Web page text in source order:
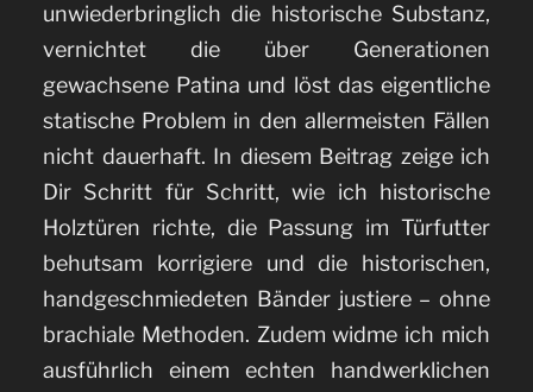
unwiederbringlich die historische Substanz,
vernichtet die über Generationen
gewachsene Patina und löst das eigentliche
statische Problem in den allermeisten Fällen
nicht dauerhaft. In diesem Beitrag zeige ich
Dir Schritt für Schritt, wie ich historische
Holztüren richte, die Passung im Türfutter
behutsam korrigiere und die historischen,
handgeschmiedeten Bänder justiere – ohne
brachiale Methoden. Zudem widme ich mich
ausführlich einem echten handwerklichen